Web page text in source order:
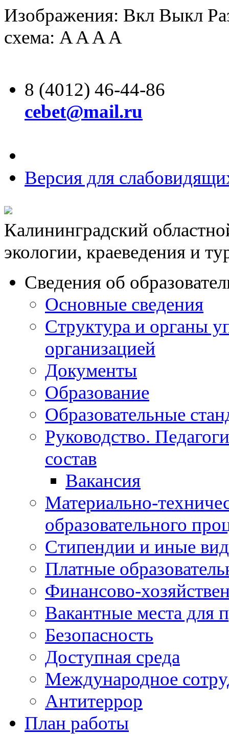
Изображения: Вкл Выкл
схема: AAAA
8 (4012) 46-44-86
cebet@mail.ru
Версия для
Калининградский
экологии, краеведения и
Сведения об
Основные сведения
Структура и органы
организацией
Документы
Образование
Образовательные
Руководство.
состав
Вакансия
Материально-
образовательного
Стипендии и иные
Платные
Финансово-
Вакантные места для
Безопасность
Доступная среда
Международное
Антитеррор
План работы